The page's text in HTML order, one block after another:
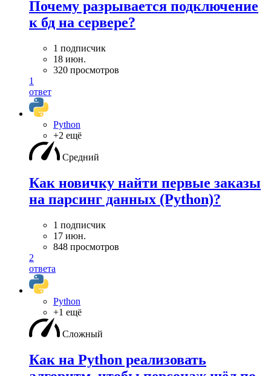
Почему разрывается подключение
к бд на сервере?
1 подписчик
18 июн.
320 просмотров
1
ответ
Python
+2 ещё
Средний
Как новичку найти первые заказы
на парсинг данных (Python)?
1 подписчик
17 июн.
848 просмотров
2
ответа
Python
+1 ещё
Сложный
Как на Python реализовать